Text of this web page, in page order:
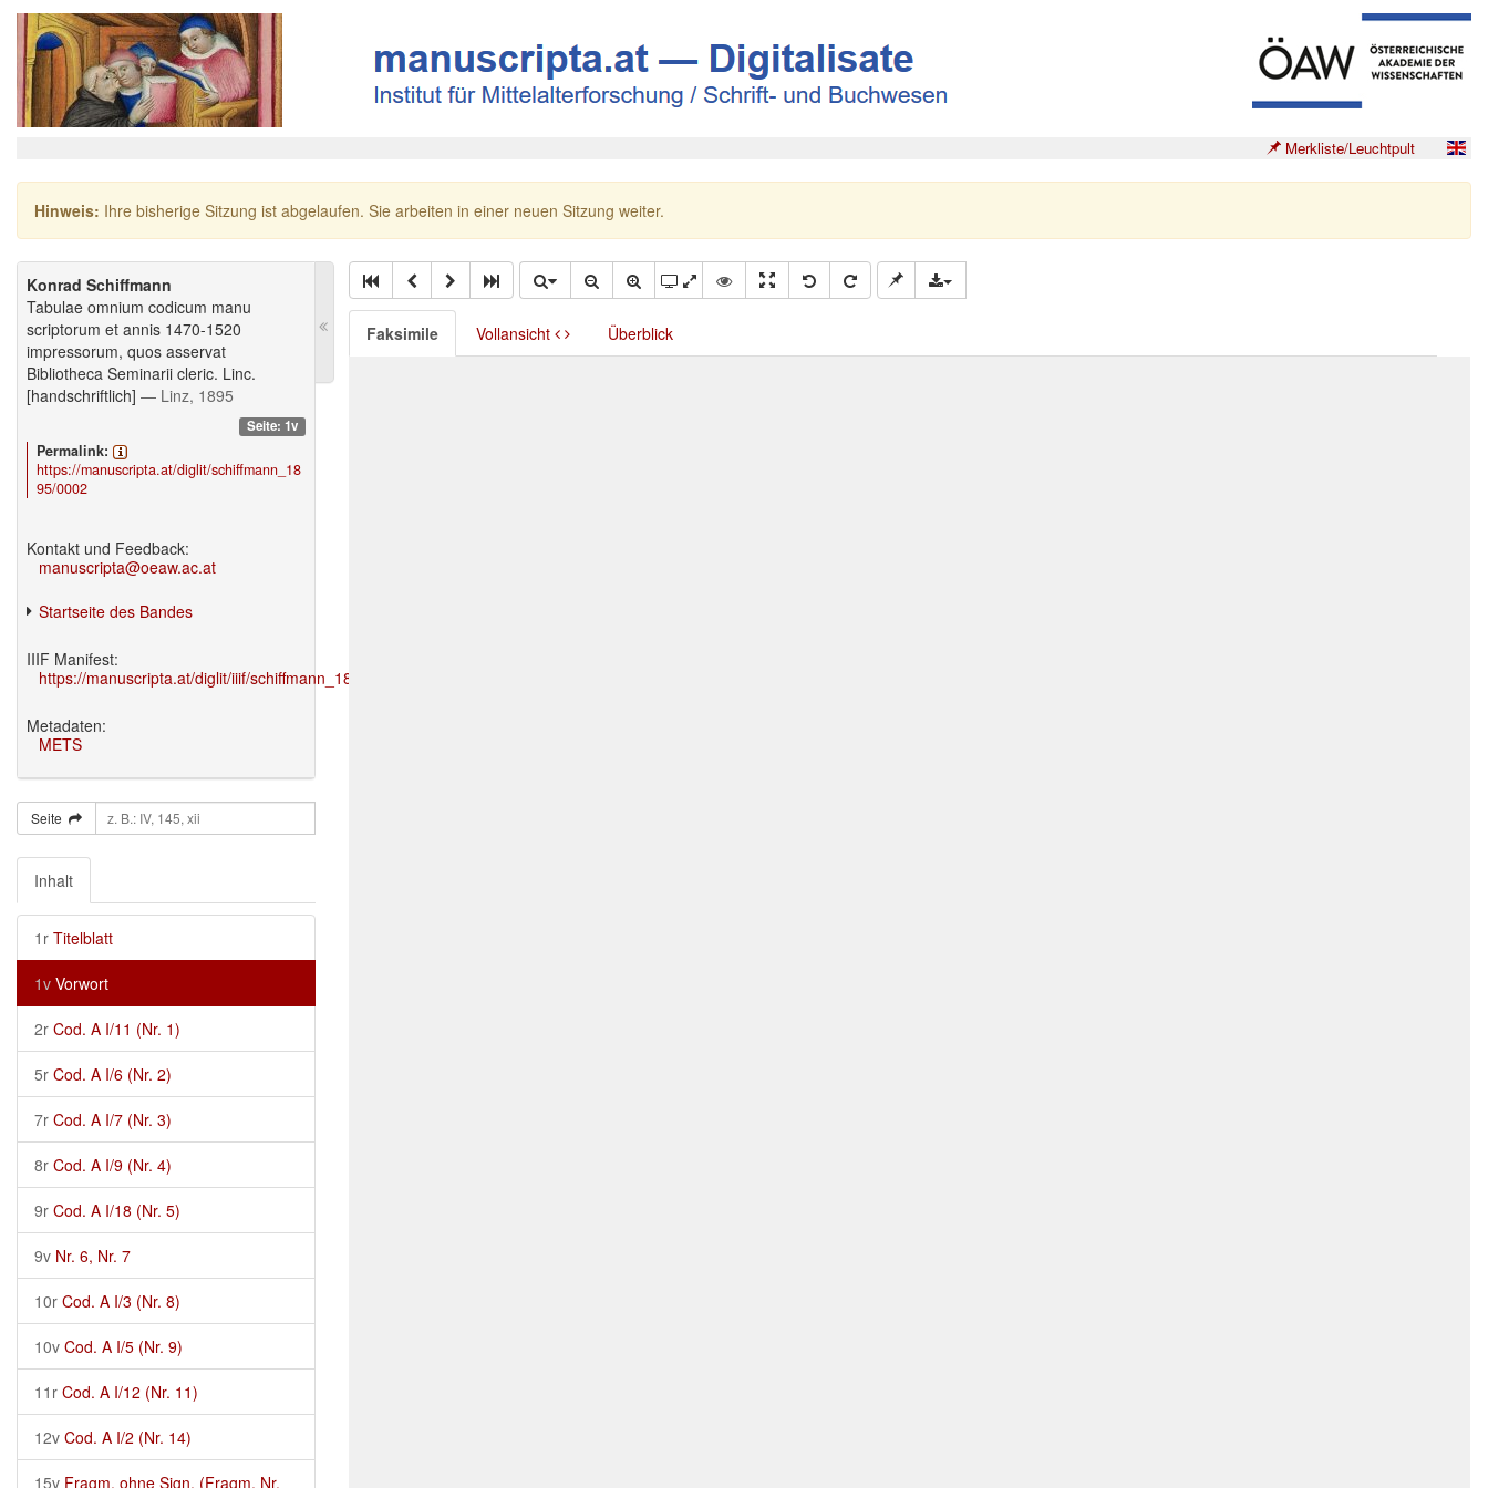
Merkliste/Leuchtpult
Hinweis: Ihre bisherige Sitzung ist abgelaufen. Sie arbeiten in einer neuen Sitzung weiter.
Konrad Schiffmann
Tabulae omnium codicum manu
scriptorum et annis 1470-1520
impressorum, quos asservat
Bibliotheca Seminarii cleric. Linc.
[handschriftlich] — Linz, 1895
Seite: 1v
Permalink:
https://manuscripta.at/diglit/schiffmann_18
95/0002
Kontakt und Feedback:
manuscripta@oeaw.ac.at
Startseite des Bandes
IIIF Manifest:
https://manuscripta.at/diglit/iiif/schiffmann_1895/manifest.json
Metadaten:
METS
Seite
Inhalt
1r Titelblatt
1v Vorwort
2r Cod. A I/11 (Nr. 1)
5r Cod. A I/6 (Nr. 2)
7r Cod. A I/7 (Nr. 3)
8r Cod. A I/9 (Nr. 4)
9r Cod. A I/18 (Nr. 5)
9v Nr. 6, Nr. 7
10r Cod. A I/3 (Nr. 8)
10v Cod. A I/5 (Nr. 9)
11r Cod. A I/12 (Nr. 11)
12v Cod. A I/2 (Nr. 14)
15v Fragm. ohne Sign. (Fragm. Nr.
Faksimile Vollansicht Überblick